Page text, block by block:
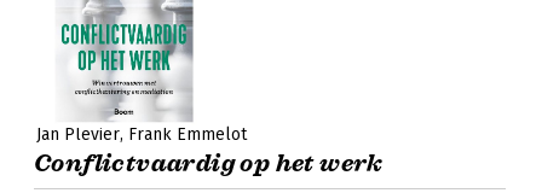
Jan Plevier Frank Emmelot
Conflictvaardig op het werk